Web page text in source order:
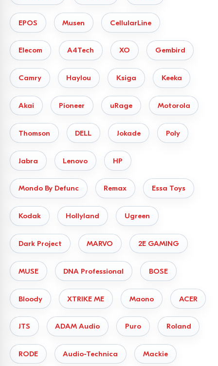
EPOS Musen CellularLine
Elecom A4Tech XO Gembird
Camry Haylou Ksiga Keeka
Akai Pioneer uRage Motorola
Thomson DELL Jokade Poly
Jabra Lenovo HP
Mondo By Defunc Remax Essa Toys
Kodak Hollyland Ugreen
Dark Project MARVO 2E GAMING
MUSE DNA Professional BOSE
Bloody XTRIKE ME Maono ACER
JTS ADAM Audio Puro Roland
RODE Audio-Technica Mackie